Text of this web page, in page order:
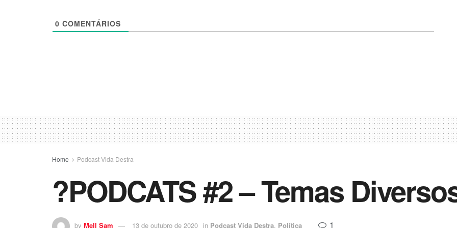
0 COMENTÁRIOS
Home Podcast Vida Destra
?PODCATS #2 – Temas
by Mell Sam 13 de outubro de 2020 in Podcast Vida Destra, Política 1